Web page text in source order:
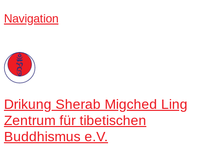
Navigation
Drikung Sherab Migched Ling
Zentrum für tibetischen
Buddhismus e.V.